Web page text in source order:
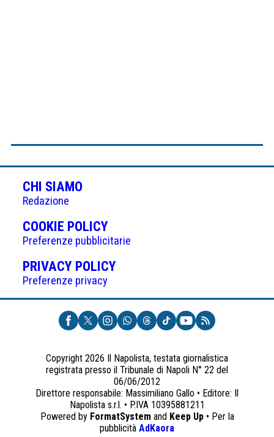
CHI SIAMO
Redazione
COOKIE POLICY(APRE
IN
UNA
NUOVA
Preferenze pubblicitarie
PRIVACY POLICY(APRE
UNA
NUOVA
SCHEDA)
Preferenze privacy
Copyright 2026 Il Napolista, testata giornalistica
registrata presso il Tribunale di Napoli N° 22 del
06/06/2012
Direttore responsabile: Massimiliano Gallo • Editore: Il
Napolista s.r.l. • P.IVA 10395881211
Powered by FormatSystemand Keep Up• Per la
pubblicità AdKaora